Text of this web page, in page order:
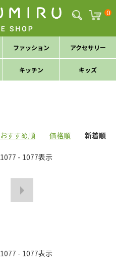
0
ファッション アクセサリー
キッチン キッズ
おすすめ順 価格順 新着順
1077 - 1077表示
1077 - 1077表示